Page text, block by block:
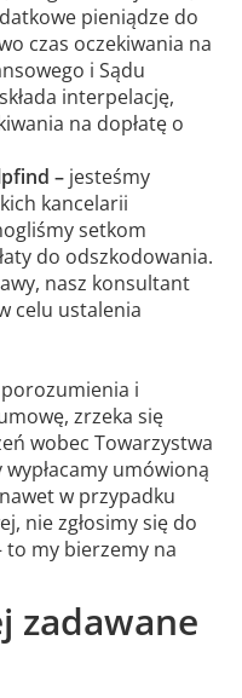
pieniądze do
czas oczekiwania na
i Sądu
interpelację,
na dopłatę o
– jesteśmy
kancelarii
setkom
do odszkodowania.
nasz konsultant
celu ustalenia
i
zrzeka się
wobec Towarzystwa
umówioną
w przypadku
nie zgłosimy się do
to my bierzemy na
zadawane